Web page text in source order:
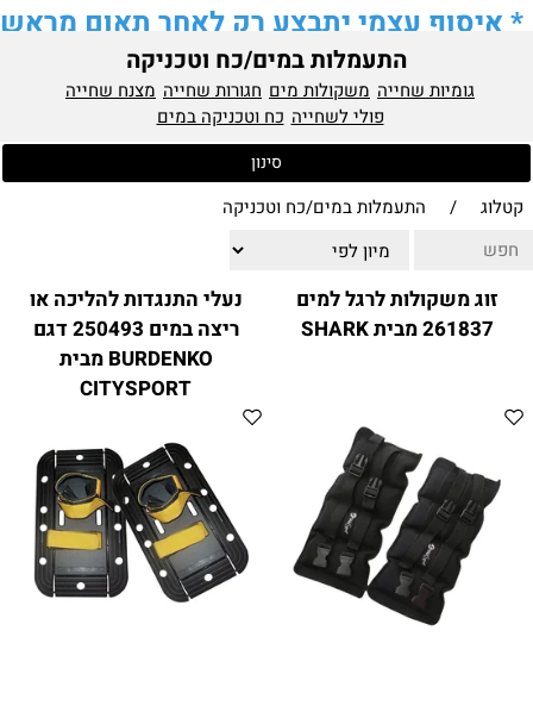
* איסוף עצמי יתבצע רק לאחר תאום מראש
של הלקוח מול נציגנו!
לבירור נוסף ניתן ליצור עמנו קשר:
ווטצאפ(הודעות בלבד):
052-8059900
מענה טלפוני:04-8411075
בין השעות 9:00-17:00
לחיצת כפתור "צור קשר"
באתר
דוא"ל:citysport1@013.net
התעמלות במים/כח וטכניקה
גומיות שחייה משקולות מים חגורות שחייה מצנח שחייה
פולי לשחייה כח וטכניקה במים
סינון
קטלוג / התעמלות במים/כח וטכניקה
זוג משקולות לרגל למים
261837 מבית SHARK
נעלי התנגדות להליכה או
ריצה במים 250493 דגם
BURDENKO מבית
CITYSPORT